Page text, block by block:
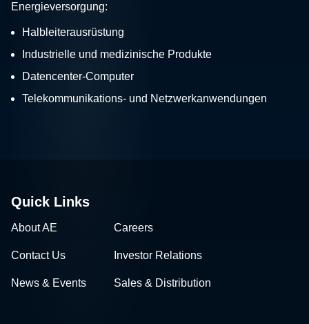
Energieversorgung:
Halbleiterausrüstung
Industrielle und medizinische Produkte
Datencenter-Computer
Telekommunikations- und Netzwerkanwendungen
Quick Links
About AE Careers
Contact Us Investor Relations
News & Events Sales & Distribution